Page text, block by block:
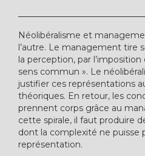
Néolibéralisme et
l’autre. Le management tire
la perception, par
sens commun ». Le
justifier ces représentations
théoriques. En retour, les
prennent corps grâce au
cette spirale, il faut produire
dont la complexité ne puisse
représentation.